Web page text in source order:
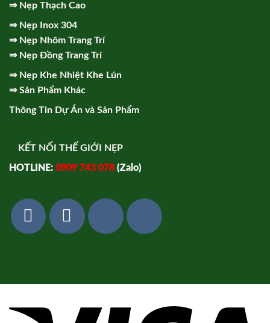
⇒ Nẹp Thạch Cao
⇒ Nẹp Inox 304
⇒ Nẹp Nhôm Trang Trí
⇒ Nẹp Đồng Trang Trí
⇒ Nẹp Khe Nhiệt Khe Lún
⇒Sản Phẩm Khác
Thông Tin Dự Án và Sản Phẩm
KẾT NỐI THẾ GIỚI NẸP
HOTLINE: 0909 743 078 (Zalo)